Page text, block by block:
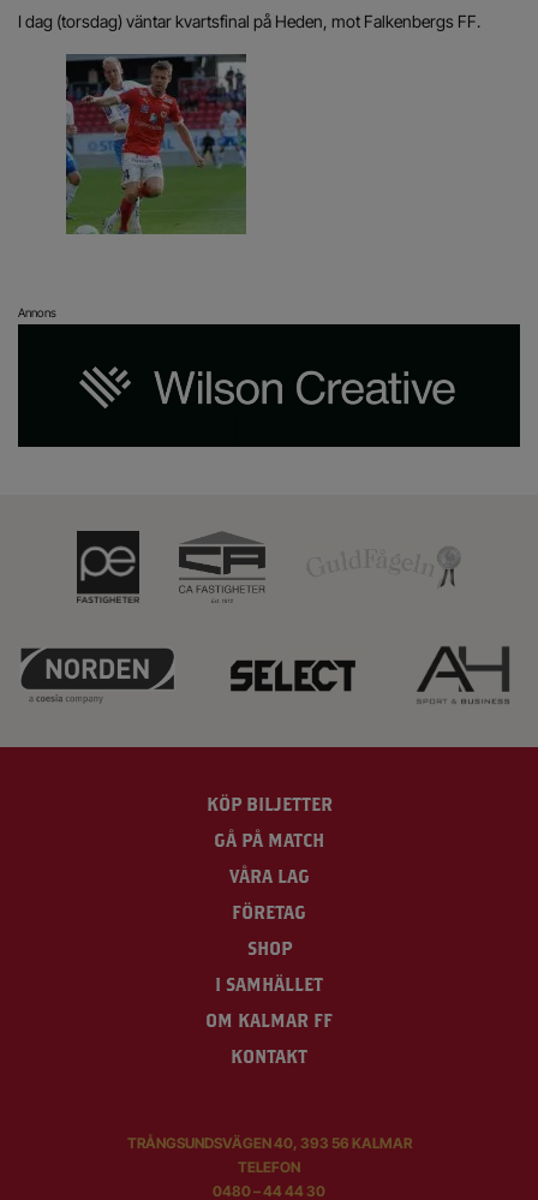
I dag (torsdag) väntar kvartsfinal på Heden, mot Falkenbergs FF.
Annons
KÖP BILJETTER
GÅ PÅ MATCH
VÅRA LAG
FÖRETAG
SHOP
I SAMHÄLLET
OM KALMAR FF
KONTAKT
TRÅNGSUNDSVÄGEN 40, 393 56 KALMAR
TELEFON
0480 – 44 44 30